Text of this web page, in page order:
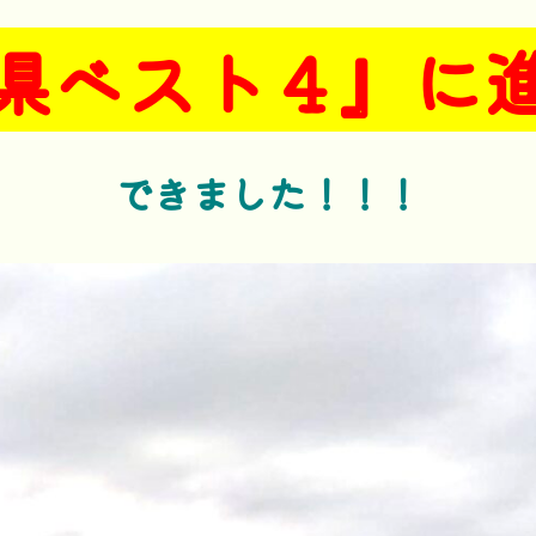
ベスト４』に
できました ！！！